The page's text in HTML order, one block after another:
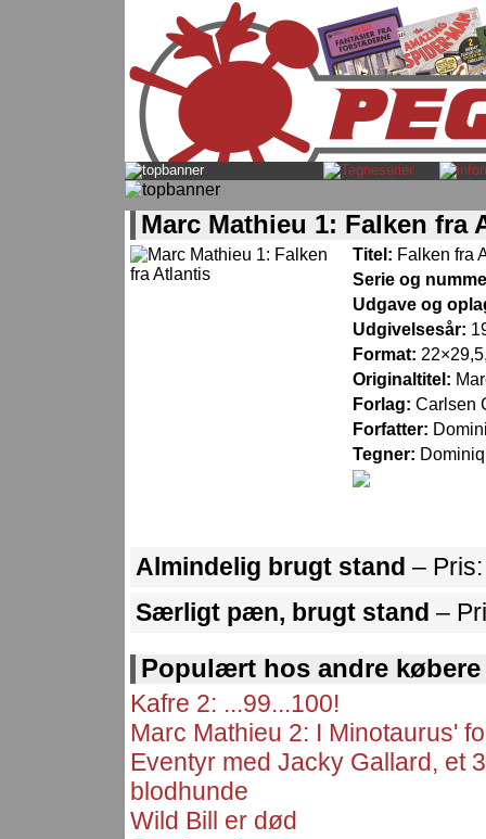
Marc Mathieu 1: Falken fra
Titel: Falken fra
Serie og
Udgave og
Udgivelsesår:
Format:
Originaltitel:
Forlag: Carlsen
Forfatter:
Tegner:
Almindelig brugt stand –
Særligt pæn, brugt stand –
Populært hos andre købere
Kafre 2: ...99...100!
Marc Mathieu 2: I Minotaurus'
Eventyr med Jacky Gallard, et
blodhunde
Wild Bill er død